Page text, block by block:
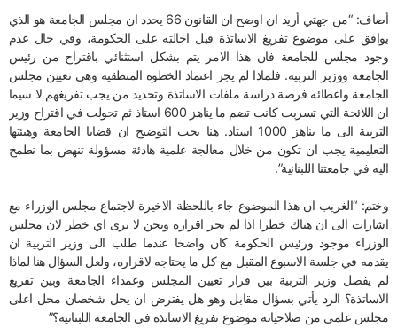
أضاف: “من جهتي أريد ان اوضح ان القانون 66 يحدد ان مجلس الجامعة هو الذي
يوافق على موضوع تفريغ الاساتذة قبل احالته على الحكومة، وفي حال عدم
وجود مجلس للجامعة فان هذا الامر يتم بشكل استثنائي باقتراح من رئيس
الجامعة ووزير التربية. فلماذا لم يجر اعتماد الخطوة المنطقية وهي تعيين مجلس
الجامعة واعطائه فرصة دراسة ملفات الاساتذة وتحديد من يجب تفريغهم لا سيما
ان اللائحة التي تسربت كانت تضم ما يناهز 600 استاذ ثم تحولت في اقتراح وزير
التربية الى ما يناهز 1000 استاذ. هنا يجب التوضيح ان قضايا الجامعة وهيئتها
التعليمية يجب ان تكون من خلال معالجة علمية هادئة مسؤولة تنهض بما نطمح
اليه في جامعتنا اللبنانية”.
وختم: “الغريب ان هذا الموضوع جاء باللحظة الاخيرة لاجتماع مجلس الوزراء مع
اشارات الى ان هناك خطرا اذا لم يجر اقراره ونحن لا نرى اي خطر لان مجلس
الوزراء موجود ورئيس الحكومة كان واضحا عندما طلب الى وزير التربية ان
يقدمه في جلسة الاسبوع المقبل مع كل ما يحتاجه لاقراره، ولعل السؤال هنا لماذا
لم يفصل وزير التربية بين قرار تعيين المجلس وعمداء الجامعة وبين تفريغ
الاساتذة؟ الرد يأتي بسؤال مقابل وهو هل يفترض ان يحل شخصان محل اعلى
مجلس علمي من صلاحياته موضوع تفريغ الاساتذة في الجامعة اللبنانية؟”